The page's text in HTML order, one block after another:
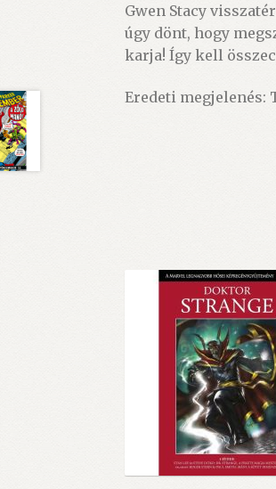
Gwen Stacy
úgy dönt, hogy
karja! Így kell
Eredeti megjelenés: